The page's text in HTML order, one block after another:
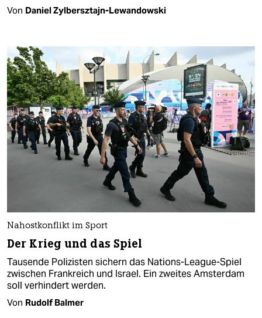
Von Daniel Zylbersztajn-Lewandowski
Nahostkonflikt im Sport
Der Krieg und das Spiel
Tausende Polizisten sichern das Nations-League-Spiel
zwischen Frankreich und Israel. Ein zweites Amsterdam
soll verhindert werden.
Von Rudolf Balmer